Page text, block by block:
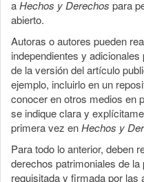
aHechos y Derechos para
abierto.
Autoras o autores pueden
independientes y
de la versión del artículo
ejemplo, incluirlo en un
conocer en otros medios en
se indique clara y
primera vez enHechos y
Para todo lo anterior, deben
derechos patrimoniales de
requisitada y firmada por